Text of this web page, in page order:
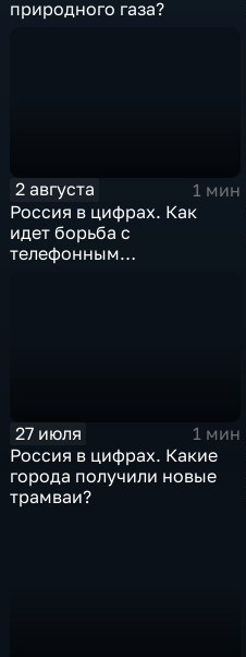
природного газа?
2 августа
1 мин
Россия в цифрах. Как
идет борьба с
телефонным
27 июля
1 мин
Россия в цифрах. Какие
города получили новые
трамваи?